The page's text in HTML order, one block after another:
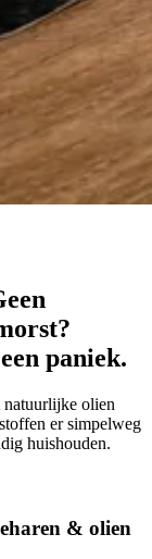
paniek.
natuurlijke olien
er simpelweg
huishouden.
haren & olien